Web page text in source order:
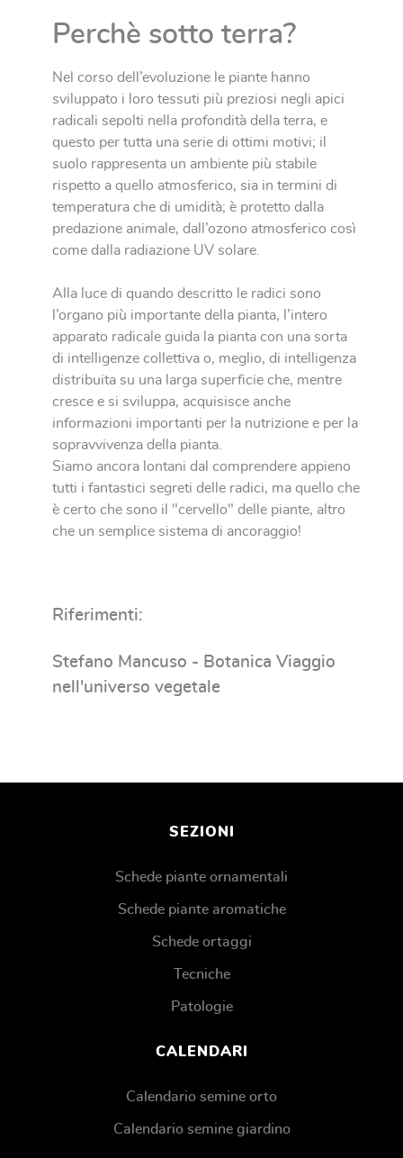
Perchè sotto terra?
Nel corso dell’evoluzione le piante hanno
sviluppato i loro tessuti più preziosi negli apici
radicali sepolti nella profondità della terra, e
questo per tutta una serie di ottimi motivi; il
suolo rappresenta un ambiente più stabile
rispetto a quello atmosferico, sia in termini di
temperatura che di umidità; è protetto dalla
predazione animale, dall’ozono atmosferico così
come dalla radiazione UV solare.
Alla luce di quando descritto le radici sono
l’organo più importante della pianta, l’intero
apparato radicale guida la pianta con una sorta
di intelligenze collettiva o, meglio, di intelligenza
distribuita su una larga superficie che, mentre
cresce e si sviluppa, acquisisce anche
informazioni importanti per la nutrizione e per la
sopravvivenza della pianta.
Siamo ancora lontani dal comprendere appieno
tutti i fantastici segreti delle radici, ma quello che
è certo che sono il "cervello" delle piante, altro
che un semplice sistema di ancoraggio!
Riferimenti:
Stefano Mancuso - Botanica Viaggio
nell'universo vegetale
SEZIONI
Schede piante ornamentali
Schede piante aromatiche
Schede ortaggi
Tecniche
Patologie
CALENDARI
Calendario semine orto
Calendario semine giardino